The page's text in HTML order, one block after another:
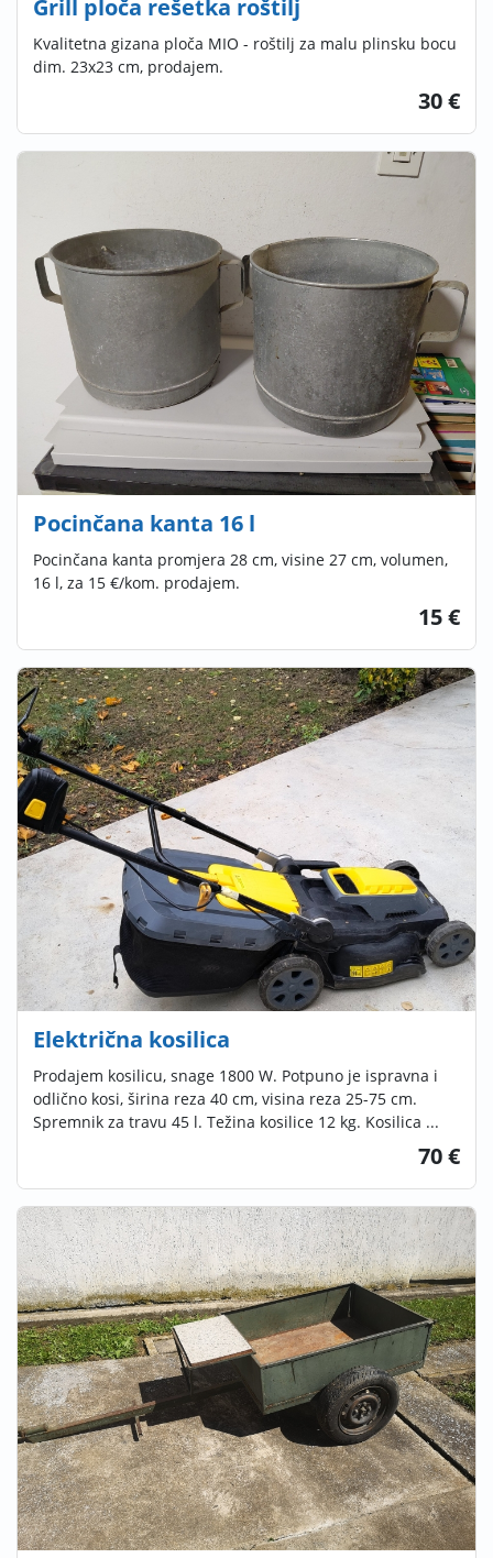
Grill ploča rešetka roštilj
Kvalitetna gizana ploča MIO - roštilj za malu plinsku bocu
dim. 23x23 cm, prodajem.
30 €
Pocinčana kanta 16 l
Pocinčana kanta promjera 28 cm, visine 27 cm, volumen,
16 l, za 15 €/kom. prodajem.
15 €
Električna kosilica
Prodajem kosilicu, snage 1800 W. Potpuno je ispravna i
odlično kosi, širina reza 40 cm, visina reza 25-75 cm.
Spremnik za travu 45 l. Težina kosilice 12 kg. Kosilica ...
70 €